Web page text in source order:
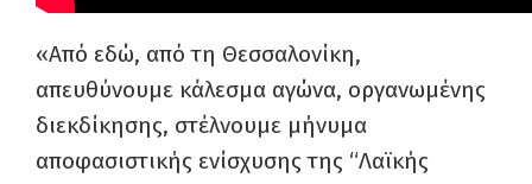
«Από εδώ, από τη Θεσσαλονίκη,
απευθύνουμε κάλεσμα αγώνα, οργανωμένης
διεκδίκησης, στέλνουμε μήνυμα
αποφασιστικής ενίσχυσης της “Λαϊκής